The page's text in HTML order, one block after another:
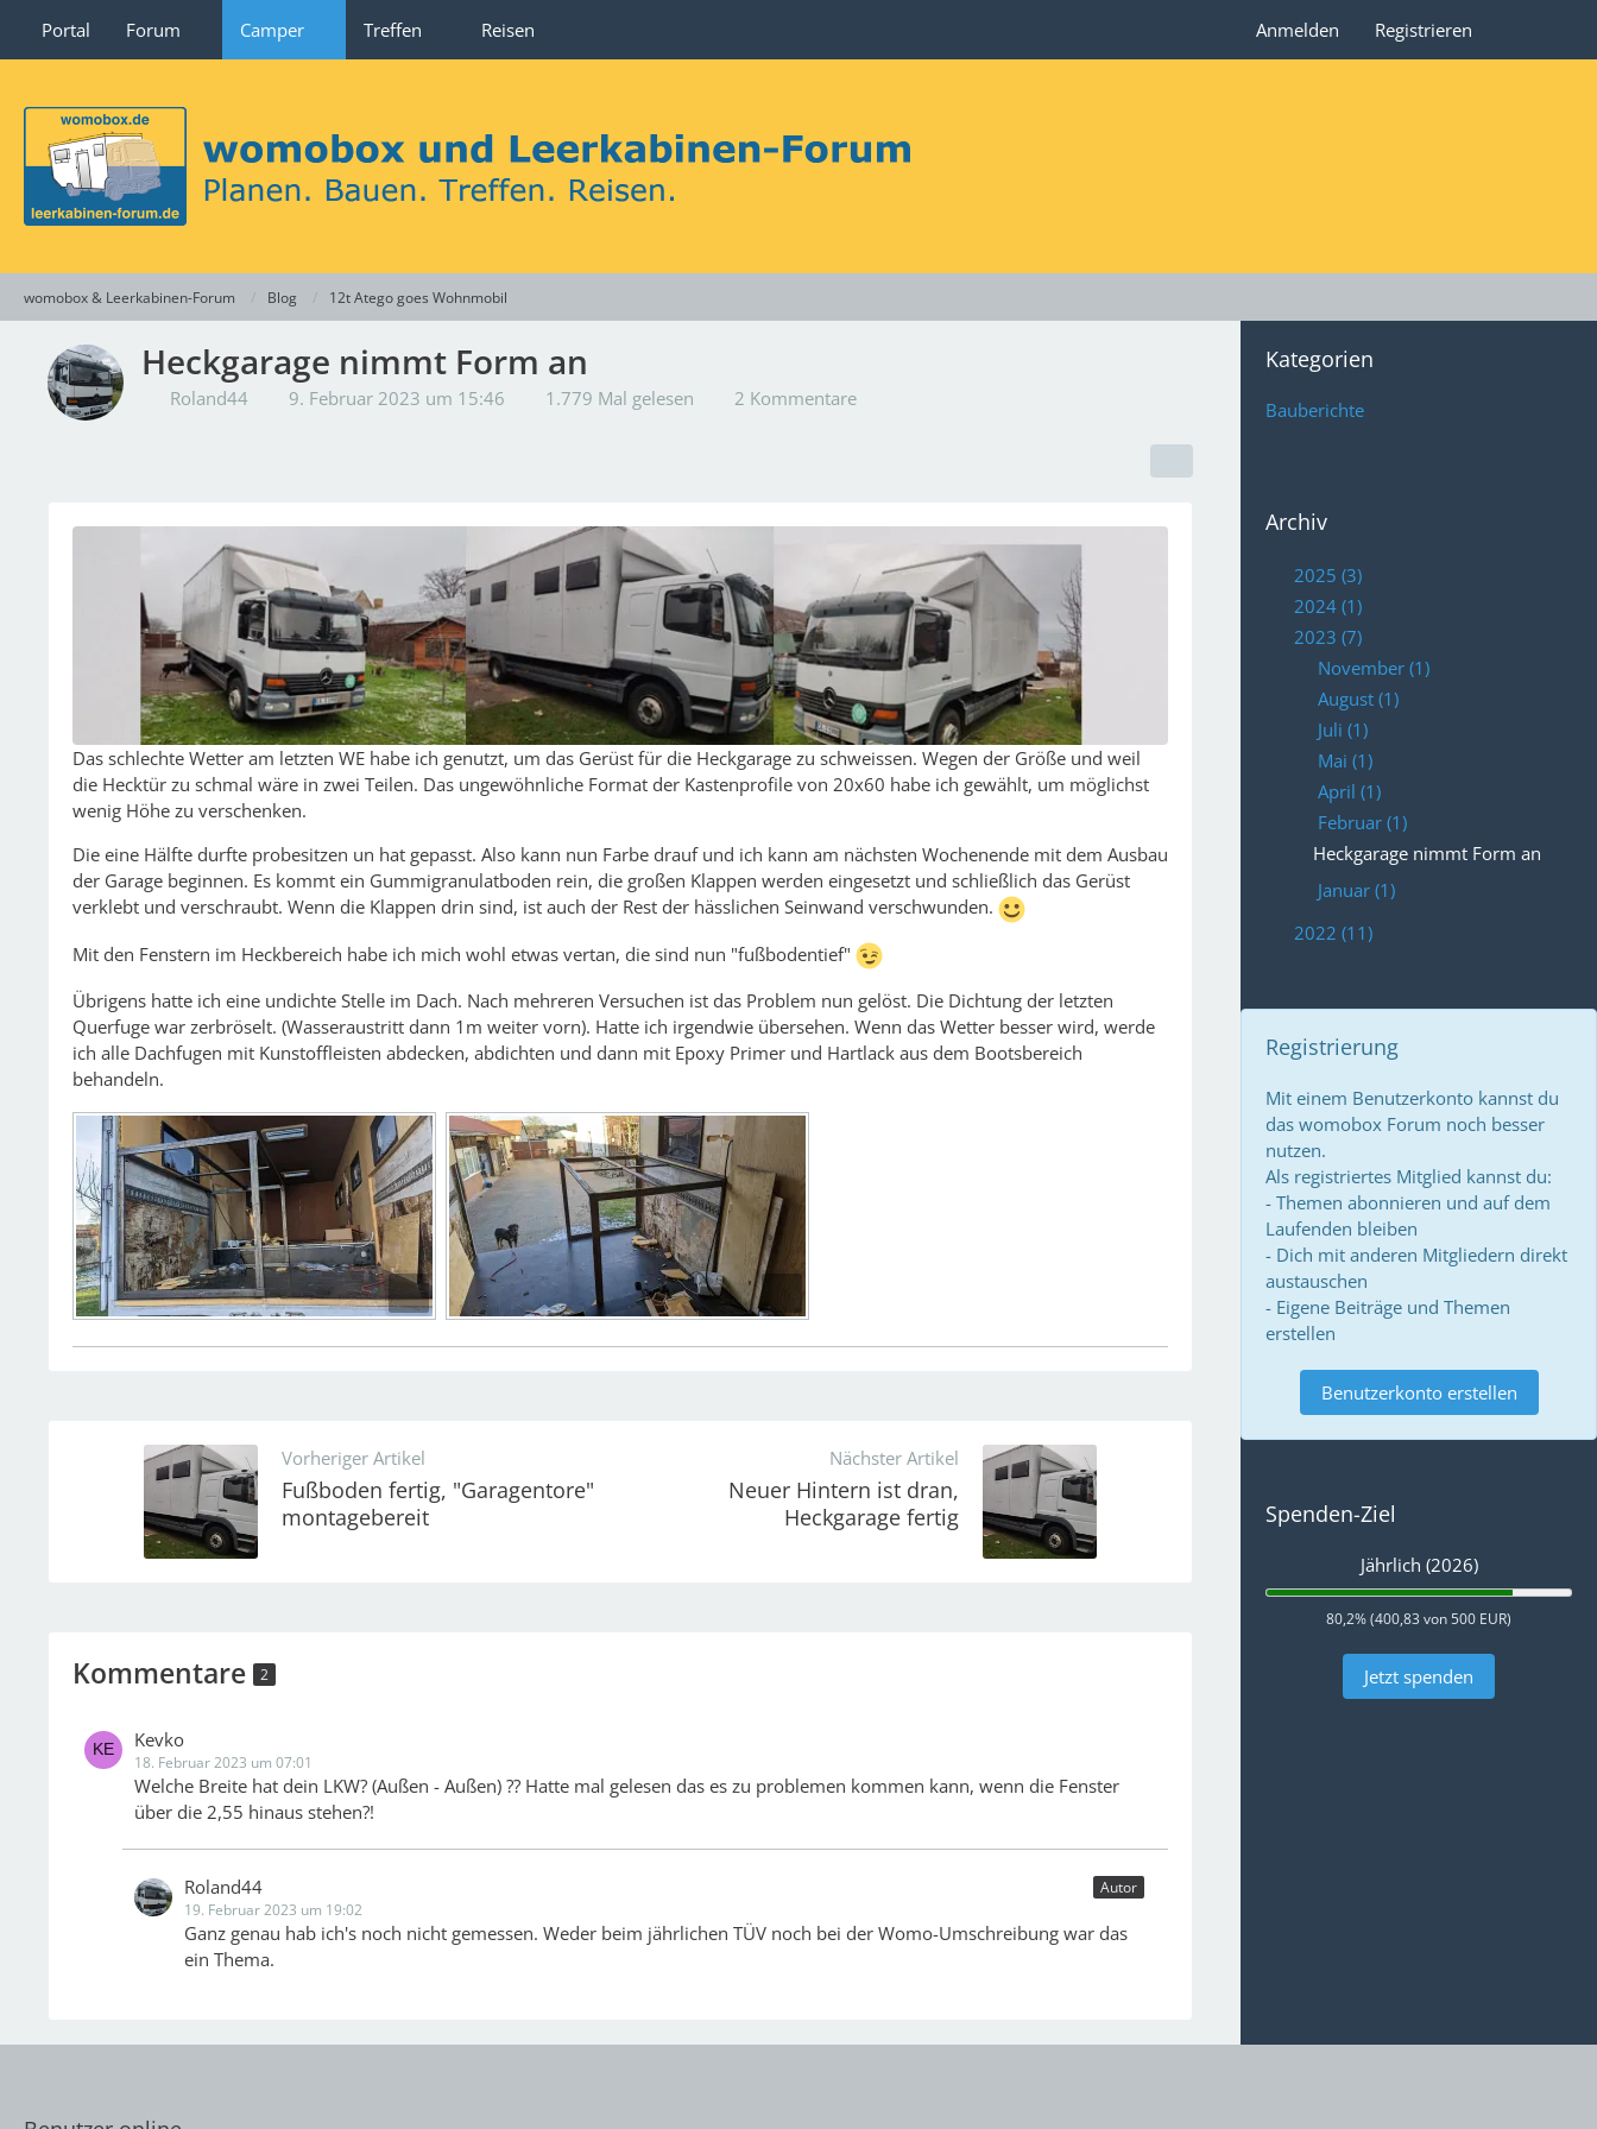
Portal Forum Camper Treffen Reisen Anmelden Registrieren
womobox & Leerkabinen-Forum Blog 12t Atego goes Wohnmobil
Heckgarage nimmt Form an
Roland44 9. Februar 2023 um 15:46 1.779 Mal gelesen 2 Kommentare
Das schlechte Wetter am letzten WE habe ich genutzt, um das Gerüst für die Heckgarage zu schweissen. Wegen der Größe und weil
die Hecktür zu schmal wäre in zwei Teilen. Das ungewöhnliche Format der Kastenprofile von 20x60 habe ich gewählt, um möglichst
wenig Höhe zu verschenken.
Die eine Hälfte durfte probesitzen un hat gepasst. Also kann nun Farbe drauf und ich kann am nächsten Wochenende mit dem Ausbau
der Garage beginnen. Es kommt ein Gummigranulatboden rein, die großen Klappen werden eingesetzt und schließlich das Gerüst
verklebt und verschraubt. Wenn die Klappen drin sind, ist auch der Rest der hässlichen Seinwand verschwunden.
Mit den Fenstern im Heckbereich habe ich mich wohl etwas vertan, die sind nun "fußbodentief"
Übrigens hatte ich eine undichte Stelle im Dach. Nach mehreren Versuchen ist das Problem nun gelöst. Die Dichtung der letzten
Querfuge war zerbröselt. (Wasseraustritt dann 1m weiter vorn). Hatte ich irgendwie übersehen. Wenn das Wetter besser wird, werde
ich alle Dachfugen mit Kunstoffleisten abdecken, abdichten und dann mit Epoxy Primer und Hartlack aus dem Bootsbereich
behandeln.
Vorheriger Artikel
Fußboden fertig, "Garagentore"
montagebereit
Nächster Artikel
Neuer Hintern ist dran,
Heckgarage fertig
Kommentare 2
Kevko
18. Februar 2023 um 07:01
Welche Breite hat dein LKW? (Außen - Außen) ?? Hatte mal gelesen das es zu problemen kommen kann, wenn die Fenster
über die 2,55 hinaus stehen?!
Roland44
19. Februar 2023 um 19:02
Autor
Ganz genau hab ich's noch nicht gemessen. Weder beim jährlichen TÜV noch bei der Womo-Umschreibung war das
ein Thema.
Kategorien
Bauberichte
Archiv
2025 (3)
2024 (1)
2023 (7)
November (1)
August (1)
Juli (1)
Mai (1)
April (1)
Februar (1)
Heckgarage nimmt Form an
Januar (1)
2022 (11)
Registrierung
Mit einem Benutzerkonto kannst du
das womobox Forum noch besser
nutzen.
Als registriertes Mitglied kannst du:
- Themen abonnieren und auf dem
Laufenden bleiben
- Dich mit anderen Mitgliedern direkt
austauschen
- Eigene Beiträge und Themen
erstellen
Benutzerkonto erstellen
Spenden-Ziel
Jährlich (2026)
80,2% (400,83 von 500 EUR)
Jetzt spenden